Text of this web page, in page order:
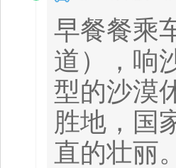
早餐餐乘
道），响
型的沙漠
胜地，国
直的壮丽